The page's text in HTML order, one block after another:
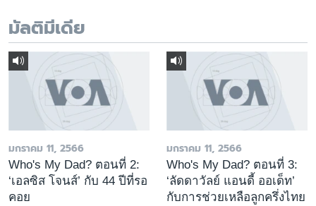
เลือกภาษา
มัลติมีเดีย
มกราคม 11, 2566
Who's My Dad? ตอนที่ 2:
‘เอลซิส โจนส์’ กับ 44 ปีที่รอ
คอย
มกราคม 11, 2566
Who's My Dad? ตอนที่ 3:
‘ลัดดาวัลย์ แอนดี้ ออเด็ท’
กับการช่วยเหลือลูกครึ่งไทย